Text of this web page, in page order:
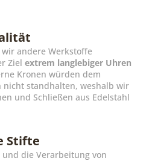
andere Werkstoffe
Ziel extrem langlebiger Uhren
Kronen würden dem
nicht standhalten, weshalb wir
und Schließen aus Edelstahl
Stifte
die Verarbeitung von